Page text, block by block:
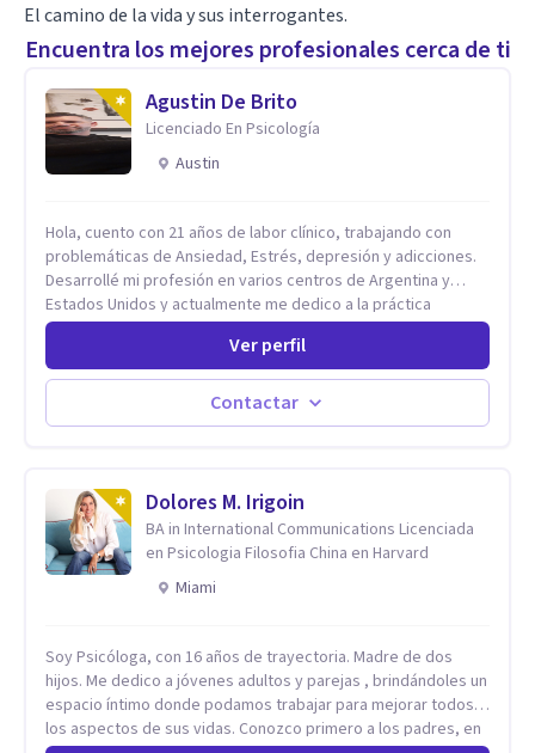
El camino de la vida y sus interrogantes.
Encuentra los mejores profesionales cerca de ti
Agustin De Brito
Licenciado En Psicología
Austin
Hola, cuento con 21 años de labor clínico, trabajando con
problemáticas de Ansiedad, Estrés, depresión y adicciones.
Desarrollé mi profesión en varios centros de Argentina y
Estados Unidos y actualmente me dedico a la práctica
privada. Utilizo terapias cognitivas conductuales basadas en
evidencia científica con comprobados resultados. Los
objetivos terapéuticos están centrados en brindar
herramientas concretas para el cambio, que permitan
desarrollar nuevas habilidades y estrategias basadas en la
Ver perfil
Contactar
Dolores M. Irigoin
BA in International Communications Licenciada
en Psicologia Filosofia China en Harvard
Miami
Soy Psicóloga, con 16 años de trayectoria. Madre de dos
hijos. Me dedico a jóvenes adultos y parejas , brindándoles un
espacio íntimo donde podamos trabajar para mejorar todos
los aspectos de sus vidas. Conozco primero a los padres, en